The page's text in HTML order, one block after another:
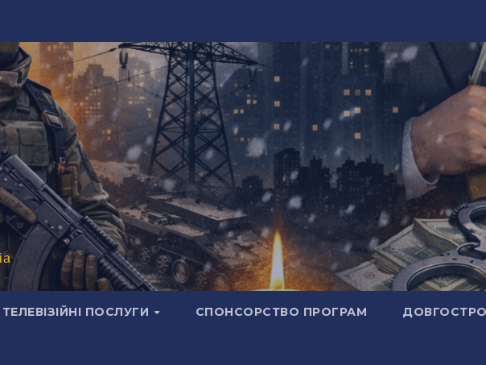
ТЕЛЕВІЗІЙНІ ПОСЛУГИ СПОНСОРСТВО ПРОГРАМ